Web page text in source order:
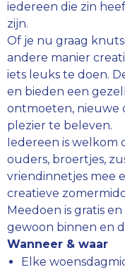
iedereen die zin
zijn.
Of je nu graag
andere manier
iets leuks te doen.
en bieden een
ontmoeten, nieuwe
plezier te beleven.
Iedereen is welkom
ouders, broertjes,
vriendinnetjes mee
creatieve
Meedoen is gratis
gewoon binnen en
Wanneer & waar
Elke